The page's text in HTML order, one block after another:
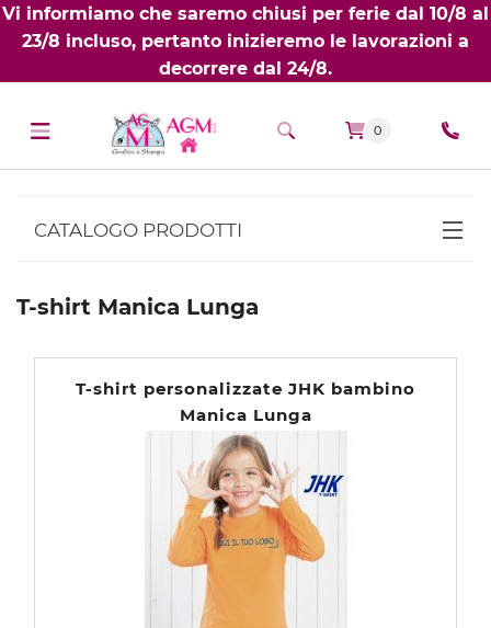
Vi informiamo che saremo chiusi per ferie dal 10/8 al
23/8 incluso, pertanto inizieremo le lavorazioni a
decorrere dal 24/8.
0
CATALOGO PRODOTTI
NOBILITATI
T-SHIRT PERSONALIZZATE
T-shirt personalizzate uomo
T-shirt Manica Corta
T-shirt Manica Lunga
Polo Manica Corta
Polo Manica Lunga
T-shirt Manica Lunga
T-shirt personalizzate JHK bambino
Manica Lunga